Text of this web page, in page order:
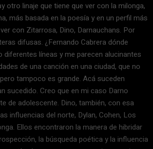
otro linaje que tiene que ver con la milonga,
más basada en la poesía y en un perfil más
con Zitarrosa, Dino, Darnauchans. Por
difusas. ¿Fernando Cabrera dónde
diferentes líneas y me parecen alucinantes
de una canción en una ciudad, que no
tampoco es grande. Acá suceden
sucedido. Creo que en mi caso Darno
de adolescente. Dino, también, con esa
influencias del norte, Dylan, Cohen, Los
Ellos encontraron la manera de hibridar
la búsqueda poética y la influencia